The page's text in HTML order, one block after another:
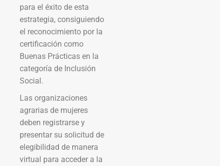
para el éxito de esta
estrategia, consiguiendo
el reconocimiento por la
certificación como
Buenas Prácticas en la
categoría de Inclusión
Social.
Las organizaciones
agrarias de mujeres
deben registrarse y
presentar su solicitud de
elegibilidad de manera
virtual para acceder a la